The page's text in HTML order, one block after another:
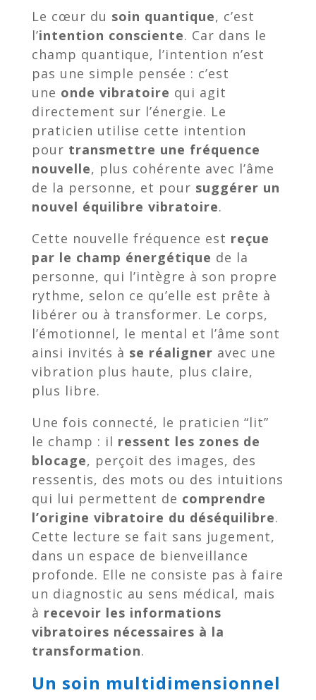
Le cœur du soin quantique, c’est
l’intention consciente. Car dans le
champ quantique, l’intention n’est
pas une simple pensée : c’est
une onde vibratoire qui agit
directement sur l’énergie. Le
praticien utilise cette intention
pour transmettre une fréquence
nouvelle, plus cohérente avec l’âme
de la personne, et pour suggérer un
nouvel équilibre vibratoire.
Cette nouvelle fréquence est reçue
par le champ énergétique de la
personne, qui l’intègre à son propre
rythme, selon ce qu’elle est prête à
libérer ou à transformer. Le corps,
l’émotionnel, le mental et l’âme sont
ainsi invités à se réaligner avec une
vibration plus haute, plus claire,
plus libre.
Une fois connecté, le praticien “lit”
le champ : il ressent les zones de
blocage, perçoit des images, des
ressentis, des mots ou des intuitions
qui lui permettent de comprendre
l’origine vibratoire du déséquilibre.
Cette lecture se fait sans jugement,
dans un espace de bienveillance
profonde. Elle ne consiste pas à faire
un diagnostic au sens médical, mais
à recevoir les informations
vibratoires nécessaires à la
transformation.
Un soin multidimensionnel